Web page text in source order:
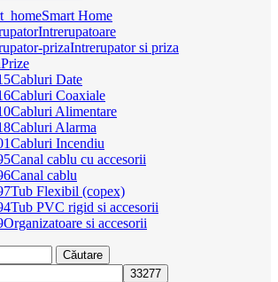
Smart Home
Intrerupatoare
Intrerupator si priza
Prize
Cabluri Date
Cabluri Coaxiale
Cabluri Alimentare
Cabluri Alarma
Cabluri Incendiu
Canal cablu cu accesorii
Canal cablu
Tub Flexibil (copex)
Tub PVC rigid si accesorii
Organizatoare si accesorii
Căutare